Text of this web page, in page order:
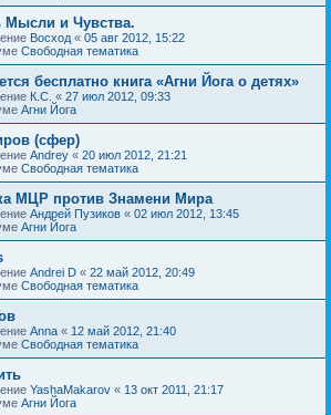
Мысли и Чувства.
Восход « 05 авг 2012, 15:22
Свободная тематика
бесплатно книга «Агни Йога о детях»
К.С. « 27 июл 2012, 09:33
Агни Йога
(сфер)
Andrey « 20 июл 2012, 21:21
Свободная тематика
МЦР против Знамени Мира
Андрей Пузиков « 02 июл 2012, 13:45
Агни Йога
Andrei D « 22 май 2012, 20:49
Свободная тематика
Anna « 12 май 2012, 21:40
Свободная тематика
YashaMakarov « 13 окт 2011, 21:17
Агни Йога